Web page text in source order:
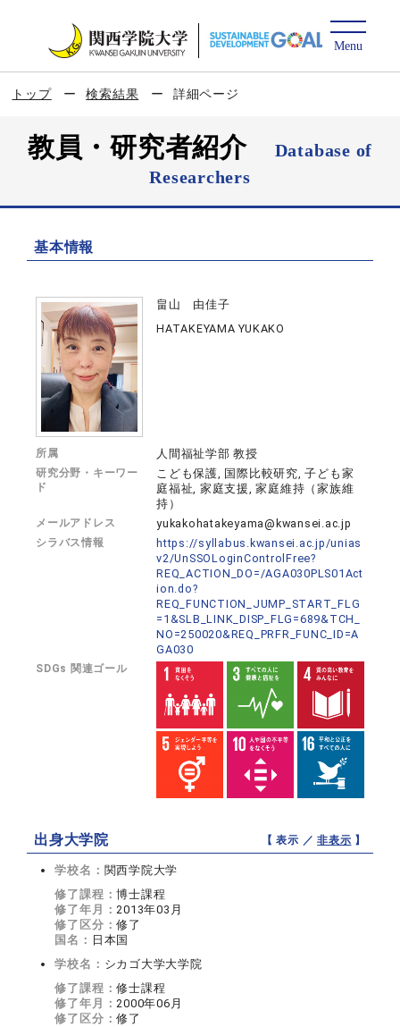
トップ 検索結果 詳細ページ
教員・研究者紹介
Database of
Researchers
基本情報
畠山 由佳子
HATAKEYAMA YUKAKO
所属 人間福祉学部 教授
研究分野・キーワー
ド
こども保護, 国際比較研究, 子ども家
庭福祉, 家庭支援, 家庭維持（家族維
持）
メールアドレス yukakohatakeyama@kwansei.ac.jp
シラバス情報
https://syllabus.kwansei.ac.jp/unias
v2/UnSSOLoginControlFree?
REQ_ACTION_DO=/AGA030PLS01Act
ion.do?
REQ_FUNCTION_JUMP_START_FLG
=1&SLB_LINK_DISP_FLG=689&TCH_
NO=250020&REQ_PRFR_FUNC_ID=A
GA030
SDGs 関連ゴール
出身大学院 【 表示 ／非表示 】
学校名： 関西学院大学
修了課程：博士課程
修了年月：2013年03月
修了区分：修了
国名： 日本国
学校名： シカゴ大学大学院
修了課程：修士課程
修了年月：2000年06月
修了区分：修了